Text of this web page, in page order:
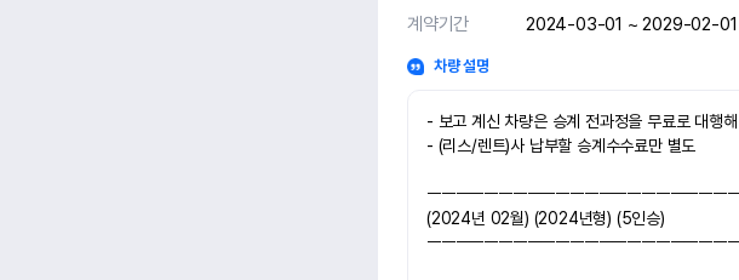
계약기간
2024-03-01 ~ 2029-02-01
차량 설명
- 보고 계신 차량은 승계 전과정을 무료로 대행
- (리스/렌트)사 납부할 승계수수료만 별도
ㅡㅡㅡㅡㅡㅡㅡㅡㅡㅡㅡㅡㅡㅡㅡㅡㅡㅡㅡㅡㅡ
(2024년 02월) (2024년형) (5인승)
ㅡㅡㅡㅡㅡㅡㅡㅡㅡㅡㅡㅡㅡㅡㅡㅡㅡㅡㅡㅡㅡ